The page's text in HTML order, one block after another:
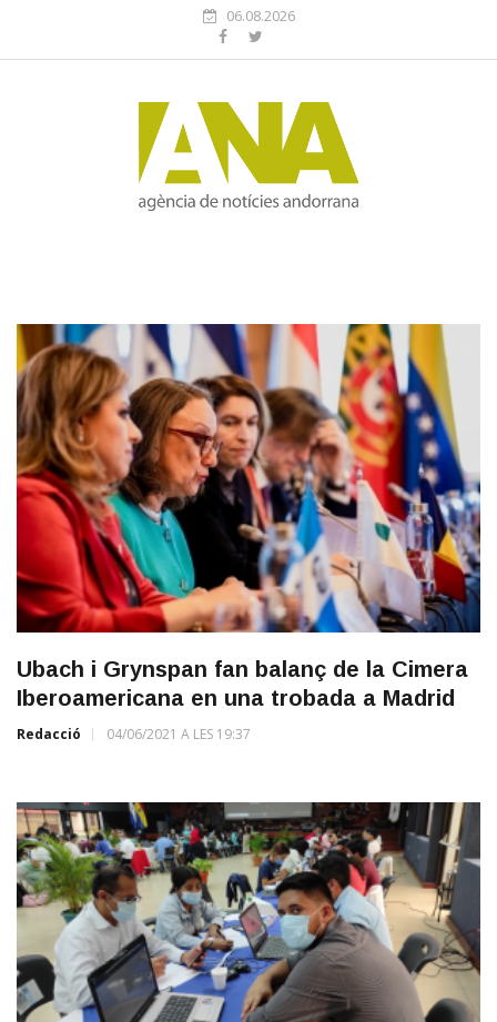
06.08.2026
Ubach i Grynspan fan balanç de la Cimera
Iberoamericana en una trobada a Madrid
Redacció 04/06/2021 A LES 19:37